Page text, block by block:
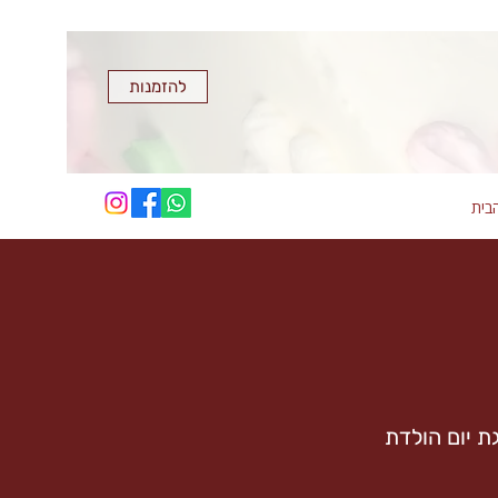
להזמנות
יום הולדת